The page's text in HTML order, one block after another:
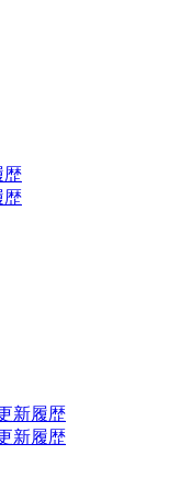
歴
歴
新履歴
新履歴